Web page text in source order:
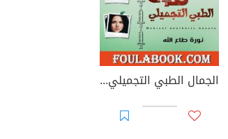
الجمال الطبي التجميلي - الجزء الثالث